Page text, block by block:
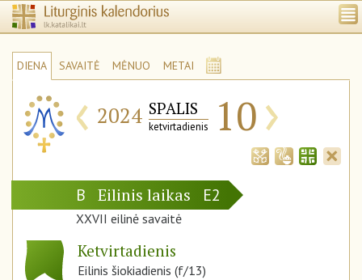
DIENA SAVAITĖ MĖNUO METAI
‹ 2024 SPALIS
ketvirtadienis 10›
B Eilinis laikas E2
XXVII eilinė savaitė
Ketvirtadienis
Eilinis šiokiadienis (f/13)